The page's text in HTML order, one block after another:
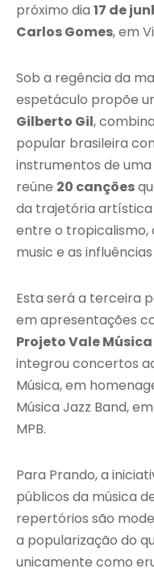
próximo dia 17 de
Carlos Gomes, em
Sob a regência da
espetáculo propõe
Gilberto Gil,
popular brasileira
instrumentos de
reúne 20 canções
da trajetória
entre o tropicalismo,
music e as
Esta será a terceira
em apresentações
Projeto Vale
integrou concertos
Música, em
Música Jazz Band,
MPB.
Para Prando, a
públicos da música
repertórios são
a popularização do
unicamente como